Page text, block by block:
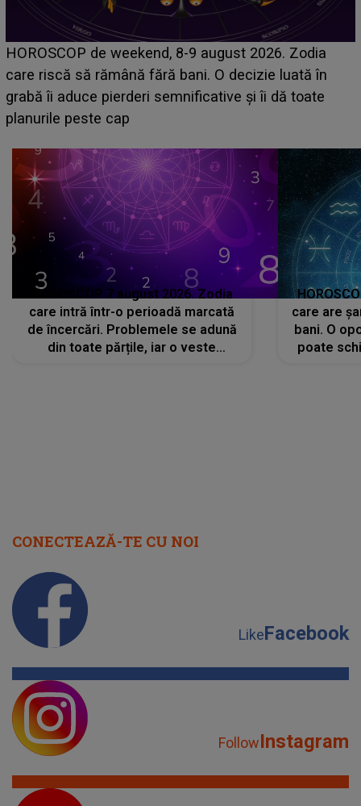
Emanuel a ținut ACEST DETALIU ASCUNS până
acum! În fața Alexandrei, concurentul din Casa Iubirii
face o MĂRTURISIRE NEAȘTEPTATĂ despre mama
sa: "I-am spus și ei în față, eu nu te iubesc pentru
HOROSCOP 7 august 2026. Zodia
care intră într-o perioadă marcată
de încercări. Problemele se adună
din toate părțile, iar o veste
care are
bani. O
poate
CONECTEAZĂ-TE CU NOI
LikeFacebook
FollowInstagram